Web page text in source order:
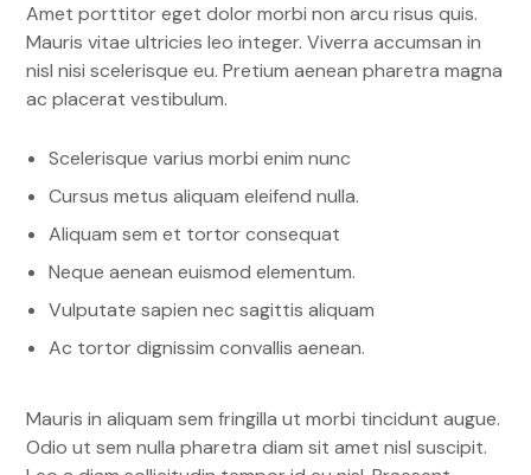
Amet porttitor eget dolor morbi non arcu risus quis.
Mauris vitae ultricies leo integer. Viverra accumsan in
nisl nisi scelerisque eu. Pretium aenean pharetra magna
ac placerat vestibulum.
Scelerisque varius morbi enim nunc
Cursus metus aliquam eleifend nulla.
Aliquam sem et tortor consequat
Neque aenean euismod elementum.
Vulputate sapien nec sagittis aliquam
Ac tortor dignissim convallis aenean.
Mauris in aliquam sem fringilla ut morbi tincidunt augue.
Odio ut sem nulla pharetra diam sit amet nisl suscipit.